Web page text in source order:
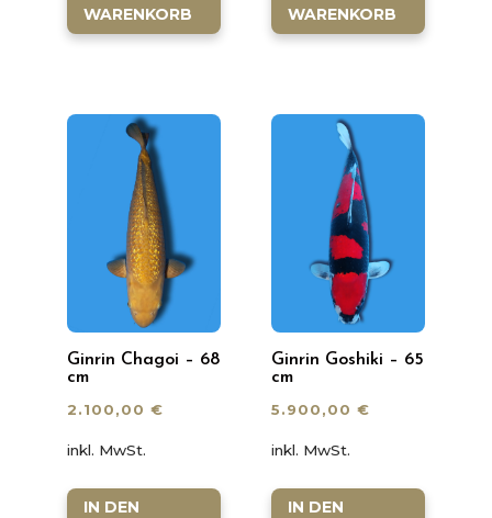
WARENKORB
WARENKORB
Ginrin Chagoi – 68
cm
2.100,00 €
inkl. MwSt.
IN DEN
Ginrin Goshiki – 65
cm
5.900,00€
inkl. MwSt.
IN DEN